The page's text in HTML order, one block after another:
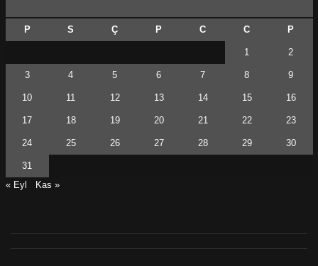
P S Ç P C C P
1 2
3 4 5 6 7 8 9
10 11 12 13 14 15 16
17 18 19 20 21 22 23
24 25 26 27 28 29 30
31
« Eyl
Kas »